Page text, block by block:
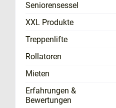
Seniorensessel
XXL Produkte
Treppenlifte
Rollatoren
Mieten
Erfahrungen &
Bewertungen